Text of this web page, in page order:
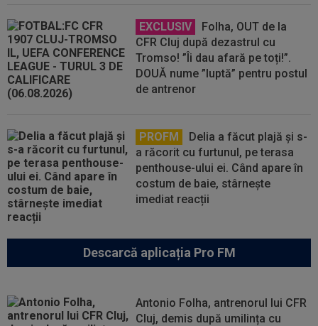
EXCLUSIV
Folha, OUT de la
CFR Cluj după dezastrul cu
Tromso! ”Îi dau afară pe toți!”.
DOUĂ nume ”luptă” pentru postul
de antrenor
PROFM
Delia a făcut plajă și s-
a răcorit cu furtunul, pe terasa
penthouse-ului ei. Când apare în
costum de baie, stârnește
imediat reacții
Descarcă aplicația Pro FM
Antonio Folha, antrenorul lui CFR
Cluj, demis după umilința cu